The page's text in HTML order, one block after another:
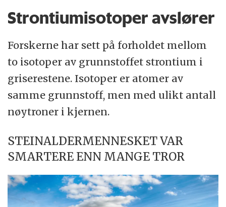
Strontiumisotoper avslører
Forskerne har sett på forholdet mellom
to isotoper av grunnstoffet strontium i
griserestene. Isotoper er atomer av
samme grunnstoff, men med ulikt antall
nøytroner i kjernen.
STEINALDERMENNESKET VAR
SMARTERE ENN MANGE TROR